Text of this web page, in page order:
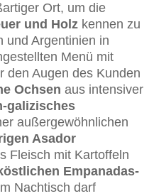
Ort, um die
und Holz kennen zu
und Argentinien in
Menü mit
den Augen des Kunden
Ochsen aus intensiver
galizisches
außergewöhnlichen
Asador
Fleisch mit Kartoffeln
Empanadas-
Nachtisch darf